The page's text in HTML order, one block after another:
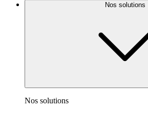
Nos solutions
Nos solutions